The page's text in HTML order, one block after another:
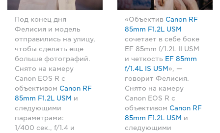
Под конец дня
Фелисия и модель
отправились на улицу,
чтобы сделать еще
больше фотографий.
Снято на камеру
Canon EOS R с
объективом Canon RF
85mm F1.2L USM и
следующими
параметрами:
1/400 сек., f/1.4 и
«Объектив Canon RF
85mm F1.2L USM
сочетает в себе боке
EF 85mm f/1.2L II USM
и четкость EF 85mm
f/1.4L IS USM», —
говорит Фелисия.
Снято на камеру
Canon EOS R с
объективом Canon RF
85mm F1.2L USM и
следующими